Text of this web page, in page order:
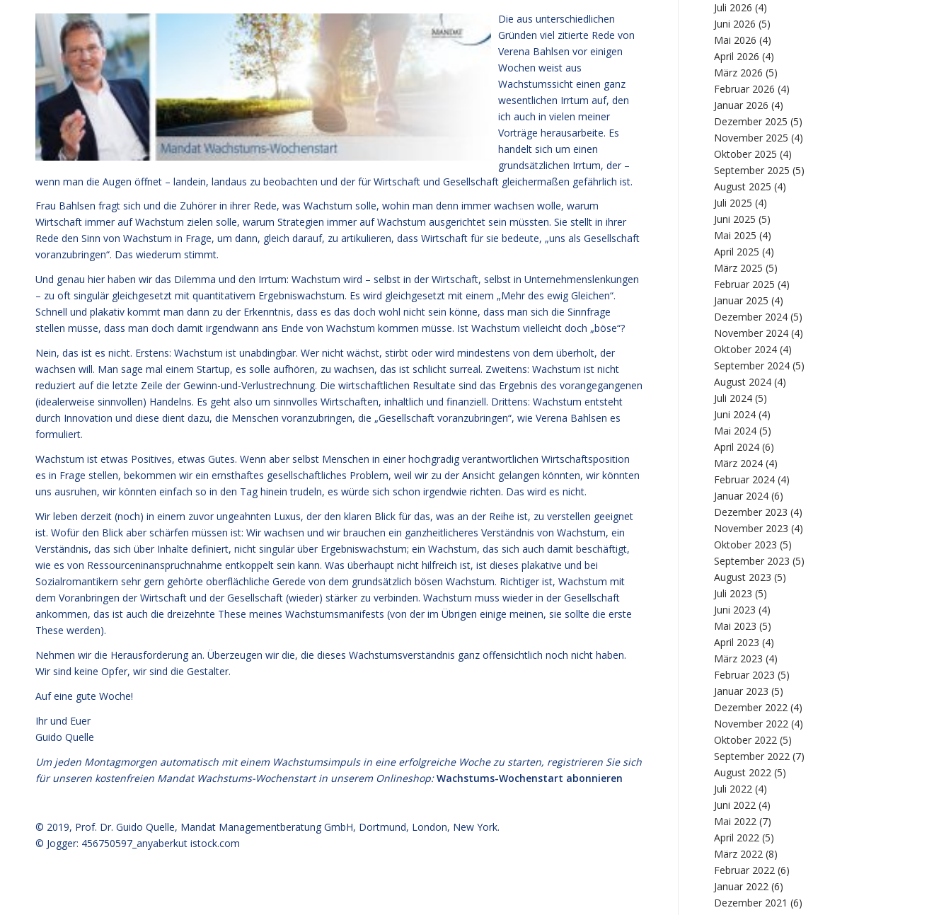
Die aus unterschiedlichen
Gründen viel zitierte Rede von
Verena Bahlsen vor einigen
Wochen weist aus
Wachstumssicht einen ganz
wesentlichen Irrtum auf, den
ich auch in vielen meiner
Vorträge herausarbeite. Es
handelt sich um einen
grundsätzlichen Irrtum, der –
wenn man die Augen öffnet – landein, landaus zu beobachten und der für Wirtschaft und Gesellschaft gleichermaßen gefährlich ist.
Frau Bahlsen fragt sich und die Zuhörer in ihrer Rede, was Wachstum solle, wohin man denn immer wachsen wolle, warum
Wirtschaft immer auf Wachstum zielen solle, warum Strategien immer auf Wachstum ausgerichtet sein müssten. Sie stellt in ihrer
Rede den Sinn von Wachstum in Frage, um dann, gleich darauf, zu artikulieren, dass Wirtschaft für sie bedeute, „uns als Gesellschaft
voranzubringen“. Das wiederum stimmt.
Und genau hier haben wir das Dilemma und den Irrtum: Wachstum wird – selbst in der Wirtschaft, selbst in Unternehmenslenkungen
– zu oft singulär gleichgesetzt mit quantitativem Ergebniswachstum. Es wird gleichgesetzt mit einem „Mehr des ewig Gleichen“.
Schnell und plakativ kommt man dann zu der Erkenntnis, dass es das doch wohl nicht sein könne, dass man sich die Sinnfrage
stellen müsse, dass man doch damit irgendwann ans Ende von Wachstum kommen müsse. Ist Wachstum vielleicht doch „böse“?
Nein, das ist es nicht. Erstens: Wachstum ist unabdingbar. Wer nicht wächst, stirbt oder wird mindestens von dem überholt, der
wachsen will. Man sage mal einem Startup, es solle aufhören, zu wachsen, das ist schlicht surreal. Zweitens: Wachstum ist nicht
reduziert auf die letzte Zeile der Gewinn-und-Verlustrechnung. Die wirtschaftlichen Resultate sind das Ergebnis des vorangegangenen
(idealerweise sinnvollen) Handelns. Es geht also um sinnvolles Wirtschaften, inhaltlich und finanziell. Drittens: Wachstum entsteht
durch Innovation und diese dient dazu, die Menschen voranzubringen, die „Gesellschaft voranzubringen“, wie Verena Bahlsen es
formuliert.
Wachstum ist etwas Positives, etwas Gutes. Wenn aber selbst Menschen in einer hochgradig verantwortlichen Wirtschaftsposition
es in Frage stellen, bekommen wir ein ernsthaftes gesellschaftliches Problem, weil wir zu der Ansicht gelangen könnten, wir könnten
uns ausruhen, wir könnten einfach so in den Tag hinein trudeln, es würde sich schon irgendwie richten. Das wird es nicht.
Wir leben derzeit (noch) in einem zuvor ungeahnten Luxus, der den klaren Blick für das, was an der Reihe ist, zu verstellen geeignet
ist. Wofür den Blick aber schärfen müssen ist: Wir wachsen und wir brauchen ein ganzheitlicheres Verständnis von Wachstum, ein
Verständnis, das sich über Inhalte definiert, nicht singulär über Ergebniswachstum; ein Wachstum, das sich auch damit beschäftigt,
wie es von Ressourceninanspruchnahme entkoppelt sein kann. Was überhaupt nicht hilfreich ist, ist dieses plakative und bei
Sozialromantikern sehr gern gehörte oberflächliche Gerede von dem grundsätzlich bösen Wachstum. Richtiger ist, Wachstum mit
dem Voranbringen der Wirtschaft und der Gesellschaft (wieder) stärker zu verbinden. Wachstum muss wieder in der Gesellschaft
ankommen, das ist auch die dreizehnte These meines Wachstumsmanifests (von der im Übrigen einige meinen, sie sollte die erste
These werden).
Nehmen wir die Herausforderung an. Überzeugen wir die, die dieses Wachstumsverständnis ganz offensichtlich noch nicht haben.
Wir sind keine Opfer, wir sind die Gestalter.
Auf eine gute Woche!
Ihr und Euer
Guido Quelle
Um jeden Montagmorgen automatisch mit einem Wachstumsimpuls in eine erfolgreiche Woche zu starten, registrieren Sie sich
für unseren kostenfreien Mandat Wachstums-Wochenstart in unserem Onlineshop:Wachstums-Wochenstart abonnieren
© 2019, Prof. Dr. Guido Quelle, Mandat Managementberatung GmbH, Dortmund, London, New York.
© Jogger: 456750597_anyaberkut istock.com
Juli 2026 (4)
Juni 2026 (5)
Mai 2026 (4)
April 2026 (4)
März 2026 (5)
Februar 2026 (4)
Januar 2026 (4)
Dezember 2025 (5)
November 2025 (4)
Oktober 2025 (4)
September 2025 (5)
August 2025 (4)
Juli 2025 (4)
Juni 2025 (5)
Mai 2025 (4)
April 2025 (4)
März 2025 (5)
Februar 2025 (4)
Januar 2025 (4)
Dezember 2024 (5)
November 2024 (4)
Oktober 2024 (4)
September 2024 (5)
August 2024 (4)
Juli 2024 (5)
Juni 2024 (4)
Mai 2024 (5)
April 2024 (6)
März 2024 (4)
Februar 2024 (4)
Januar 2024 (6)
Dezember 2023 (4)
November 2023 (4)
Oktober 2023 (5)
September 2023 (5)
August 2023 (5)
Juli 2023 (5)
Juni 2023 (4)
Mai 2023 (5)
April 2023 (4)
März 2023 (4)
Februar 2023 (5)
Januar 2023 (5)
Dezember 2022 (4)
November 2022 (4)
Oktober 2022 (5)
September 2022 (7)
August 2022 (5)
Juli 2022 (4)
Juni 2022 (4)
Mai 2022 (7)
April 2022 (5)
März 2022 (8)
Februar 2022 (6)
Januar 2022 (6)
Dezember 2021 (6)